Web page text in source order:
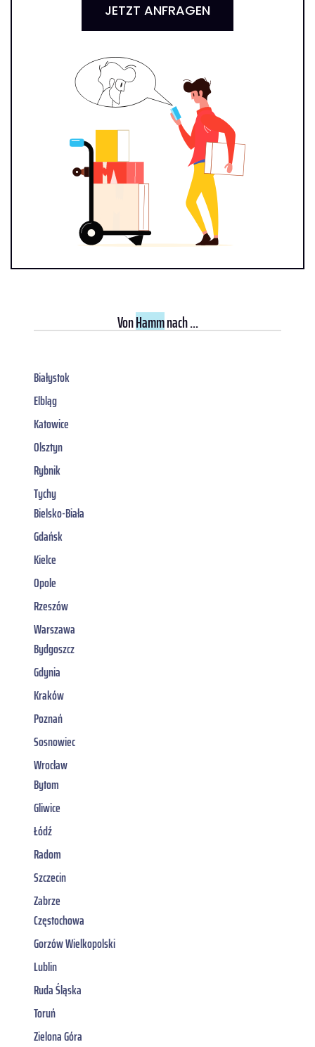
JETZT ANFRAGEN
VonHammnach ...
Białystok
Elbląg
Katowice
Olsztyn
Rybnik
Tychy
Bielsko-Biała
Gdańsk
Kielce
Opole
Rzeszów
Warszawa
Bydgoszcz
Gdynia
Kraków
Poznań
Sosnowiec
Wrocław
Bytom
Gliwice
Łódź
Radom
Szczecin
Zabrze
Częstochowa
Gorzów Wielkopolski
Lublin
Ruda Śląska
Toruń
Zielona Góra